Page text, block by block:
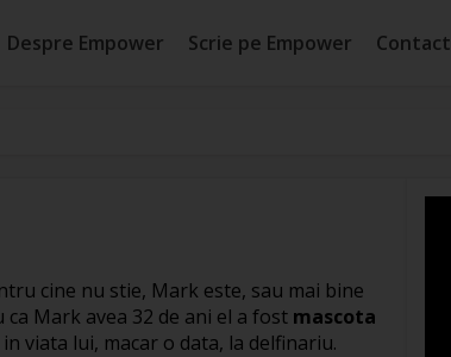
Despre Empower Scrie pe Empower Contact
cine nu stie, Mark este, sau mai bine
Mark avea 32 de ani el a fost mascota
viata lui, macar o data, la delfinariu.